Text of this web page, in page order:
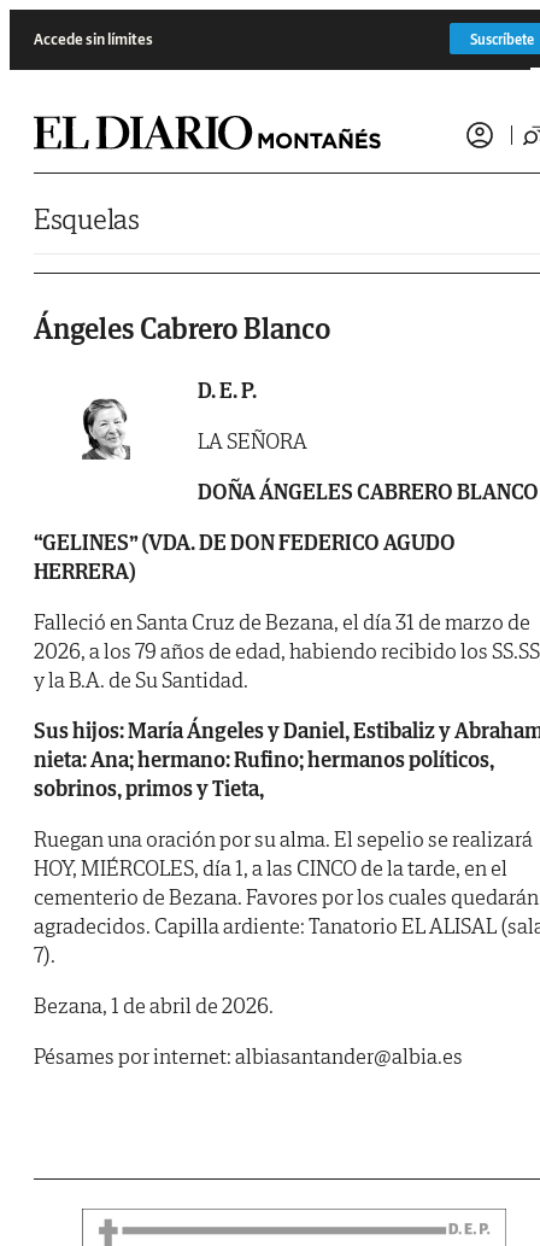
Accede sin límites Suscríbete
Esquelas
Ángeles Cabrero Blanco
D. E. P.
LA SEÑORA
DOÑA ÁNGELES CABRERO BLANCO
“GELINES” (VDA. DE DON FEDERICO AGUDO
HERRERA)
Falleció en Santa Cruz de Bezana, el día 31 de marzo de
2026, a los 79 años de edad, habiendo recibido los
y la B.A. de Su Santidad.
Sus hijos: María Ángeles y Daniel, Estibaliz y
nieta: Ana; hermano: Rufino; hermanos políticos,
sobrinos, primos y Tieta,
Ruegan una oración por su alma. El sepelio se realizará
HOY, MIÉRCOLES, día 1, a las CINCO de la tarde, en el
cementerio de Bezana. Favores por los cuales quedarán
agradecidos. Capilla ardiente: Tanatorio EL ALISAL
7).
Bezana, 1 de abril de 2026.
Pésames por internet: albiasantander@albia.es